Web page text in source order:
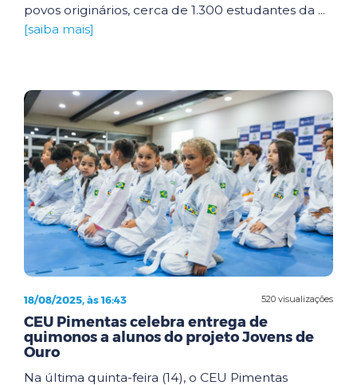
povos originários, cerca de 1.300 estudantes da ...
[saiba mais]
520 visualizações
18/08/2025, às 16:43
CEU Pimentas celebra entrega de
quimonos a alunos do projeto Jovens de
Ouro
Na última quinta-feira (14), o CEU Pimentas